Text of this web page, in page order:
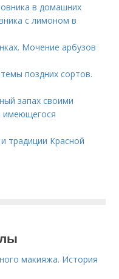
в домашних
с лимоном в
Мочение арбузов
поздних сортов.
запах своими
имеющегося
традиции Красной
макияжа. История